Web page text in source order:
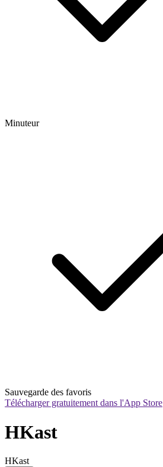
Minuteur
Sauvegarde des favoris
Télécharger gratuitement dans l'App Store
HKast
HKast